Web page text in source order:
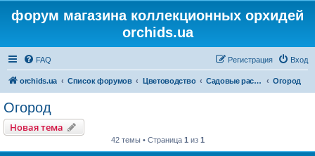
форум магазина коллекционных орхидей
orchids.ua
FAQ Вход
Регистрация
orchids.ua Список форумов Цветоводство Садовые растения Огород
Огород
Новая тема
42 темы • Страница 1 из 1